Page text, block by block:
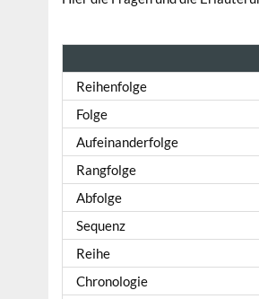
Reihenfolge
Folge
Aufeinanderfolge
Rangfolge
Abfolge
Sequenz
Reihe
Chronologie